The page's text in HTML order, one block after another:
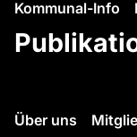
Kommunal-Info
Über uns